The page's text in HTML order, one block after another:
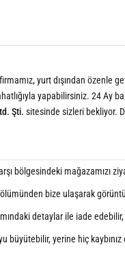
yurt dışından
yapabilirsiniz. 24 Ay
Şti. sitesinde sizleri bekliyor.
bölgesindeki mağazamızı
bize ulaşarak
detaylar ile iade
büyütebilir, yerine hiç